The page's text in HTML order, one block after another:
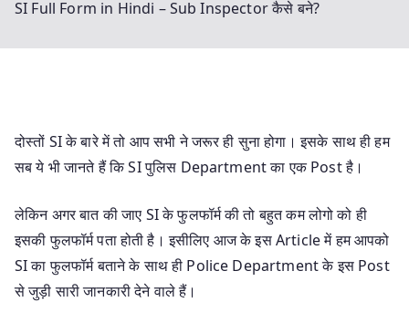
SI Full Form in Hindi – Sub Inspector कैसे बने?
दोस्तों SI के बारे में तो आप सभी ने जरूर ही सुना होगा। इसके साथ ही हम
सब ये भी जानते हैं कि SI पुलिस Department का एक Post है।
लेकिन अगर बात की जाए SI के फुलफॉर्म की तो बहुत कम लोगो को ही
इसकी फुलफॉर्म पता होती है। इसीलिए आज के इस Article में हम आपको
SI का फुलफॉर्म बताने के साथ ही Police Department के इस Post
से जुड़ी सारी जानकारी देने वाले हैं।